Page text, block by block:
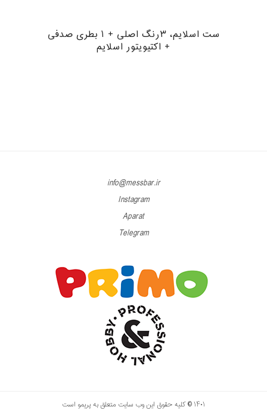
ست اسلایم، ۳رنگ اصلی + ۱ بطری صدفی
+ اکتیویتور اسلایم
info@messbar.ir
Instagram
Aparat
Telegram
۱۴۰۱ © کلیه حقوق این وب سایت متعلق به پریمو است